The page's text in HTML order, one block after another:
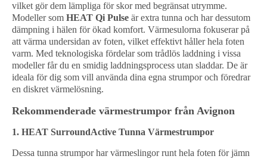
vilket gör dem lämpliga för skor med begränsat utrymme.
Modeller som HEAT Qi Pulse är extra tunna och har dessutom
dämpning i hälen för ökad komfort. Värmesulorna fokuserar på
att värma undersidan av foten, vilket effektivt håller hela foten
varm. Med teknologiska fördelar som trådlös laddning i vissa
modeller får du en smidig laddningsprocess utan sladdar. De är
ideala för dig som vill använda dina egna strumpor och föredrar
en diskret värmelösning.
Rekommenderade värmestrumpor från Avignon
1. HEAT SurroundActive Tunna Värmestrumpor
Dessa tunna strumpor har värmeslingor runt hela foten för jämn